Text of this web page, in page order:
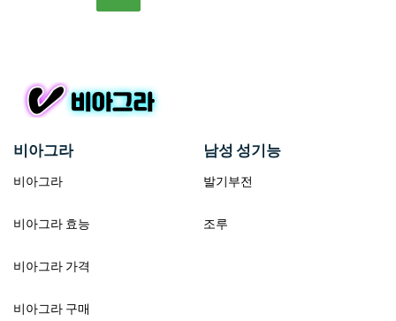
비아그라
비아그라
비아그라 효능
비아그라 가격
비아그라 구매
남성 성기능
발기부전
조루